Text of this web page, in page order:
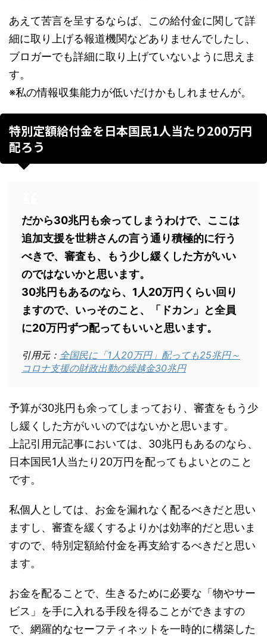
あえて苦言を呈するならば、この給付金に関して詳
細に取り上げる報道機関などありませんでしたし、
ブロガーでも詳細に取り上げていないように思えま
す。
※私の情報収集能力が低いだけかもしれませんが。
特別定額給付金を日本国民1人当たり200万円
配ろう
だから30兆円も余ってしまうわけで、ここは
追加支援を世耕さんの言う通り積極的に行う
べきで、審査も、もう少し緩くした方がいい
のではないかと思います。
30兆円もあるのなら、1人20万円くらい回り
ますので、いっそのこと、「ドカン」と全員
に20万円ずつ配ってもいいと思います。
引用元： 全国民に「1人20万円」配っても25兆円～
コロナ支援の財政出動の繰越金30兆円
予算が30兆円も余ってしまっており、審査をもう少
し緩くした方がいいのではないかと思います。
上記引用元記事においては、30兆円もあるのなら、
日本国民1人当たり20万円を配ってもよいとのこと
です。
私個人としては、お金を漏れなく配るべきだと思い
ますし、審査を緩くするよりかは効率的だと思いま
すので、特別定額給付金を再支給するべきだと思い
ます。
お金を配ることで、生きるために必要な「物やサー
ビス」を手に入れる手段を得ることができますの
で、網羅的なセーフティネットを一時的に構築した